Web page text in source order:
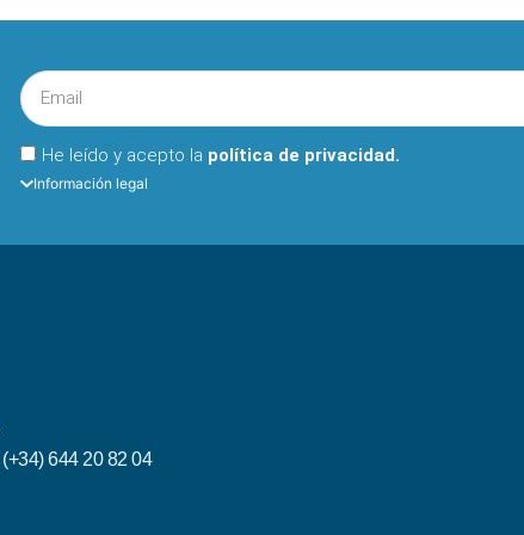
He leído y acepto la política de privacidad.
Información legal
(+34) 644 20 82 04